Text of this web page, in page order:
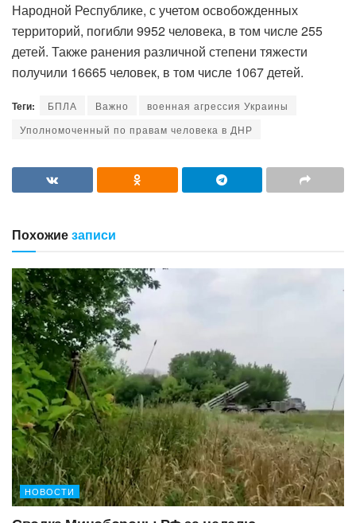
Народной Республике, с учетом освобожденных
территорий, погибли 9952 человека, в том числе 255
детей. Также ранения различной степени тяжести
получили 16665 человек, в том числе 1067 детей.
Теги: БПЛА Важно
военная агрессия Украины
Уполномоченный по правам человека в ДНР
Похожиезаписи
НОВОСТИ